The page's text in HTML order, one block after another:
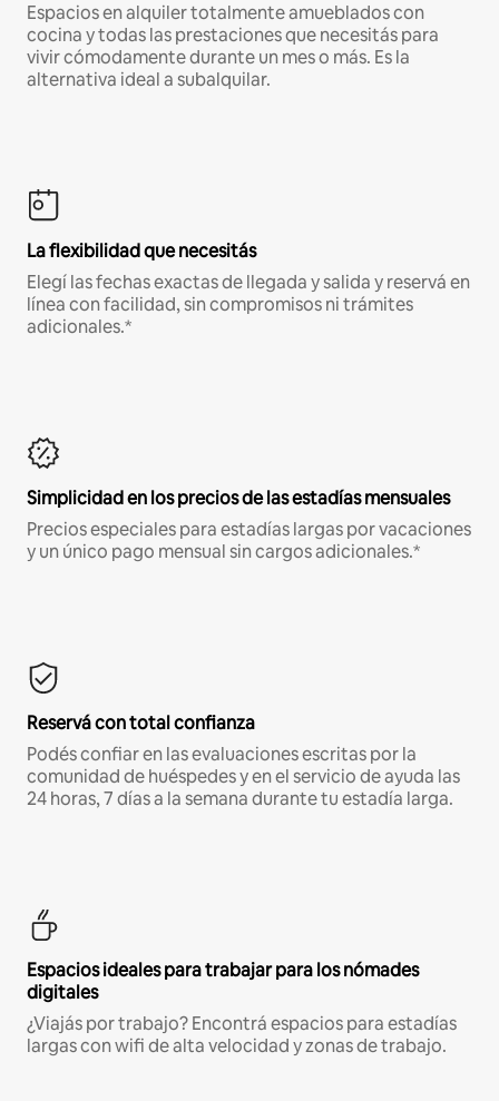
Espacios en alquiler totalmente amueblados con
cocina y todas las prestaciones que necesitás para
vivir cómodamente durante un mes o más. Es la
alternativa ideal a subalquilar.
La flexibilidad que necesitás
Elegí las fechas exactas de llegada y salida y reservá en
línea con facilidad, sin compromisos ni trámites
adicionales.*
Simplicidad en los precios de las estadías mensuales
Precios especiales para estadías largas por vacaciones
y un único pago mensual sin cargos adicionales.*
Reservá con total confianza
Podés confiar en las evaluaciones escritas por la
comunidad de huéspedes y en el servicio de ayuda las
24 horas, 7 días a la semana durante tu estadía larga.
Espacios ideales para trabajar para los nómades
digitales
¿Viajás por trabajo? Encontrá espacios para estadías
largas con wifi de alta velocidad y zonas de trabajo.